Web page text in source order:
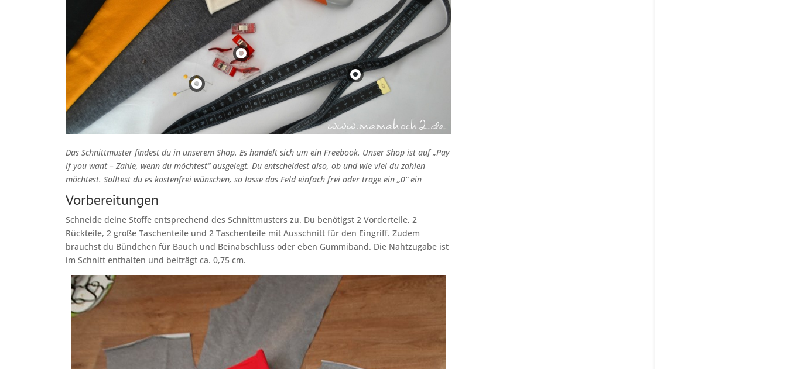
Das Schnittmuster findest du in unserem Shop. Es handelt sich um ein Freebook. Unser Shop ist auf „Pay
if you want – Zahle, wenn du möchtest“ ausgelegt. Du entscheidest also, ob und wie viel du zahlen
möchtest. Solltest du es kostenfrei wünschen, so lasse das Feld einfach frei oder trage ein „0“ ein
Vorbereitungen
Schneide deine Stoffe entsprechend des Schnittmusters zu. Du benötigst 2 Vorderteile, 2
Rückteile, 2 große Taschenteile und 2 Taschenteile mit Ausschnitt für den Eingriff. Zudem
brauchst du Bündchen für Bauch und Beinabschluss oder eben Gummiband. Die Nahtzugabe ist
im Schnitt enthalten und beiträgt ca. 0,75 cm.